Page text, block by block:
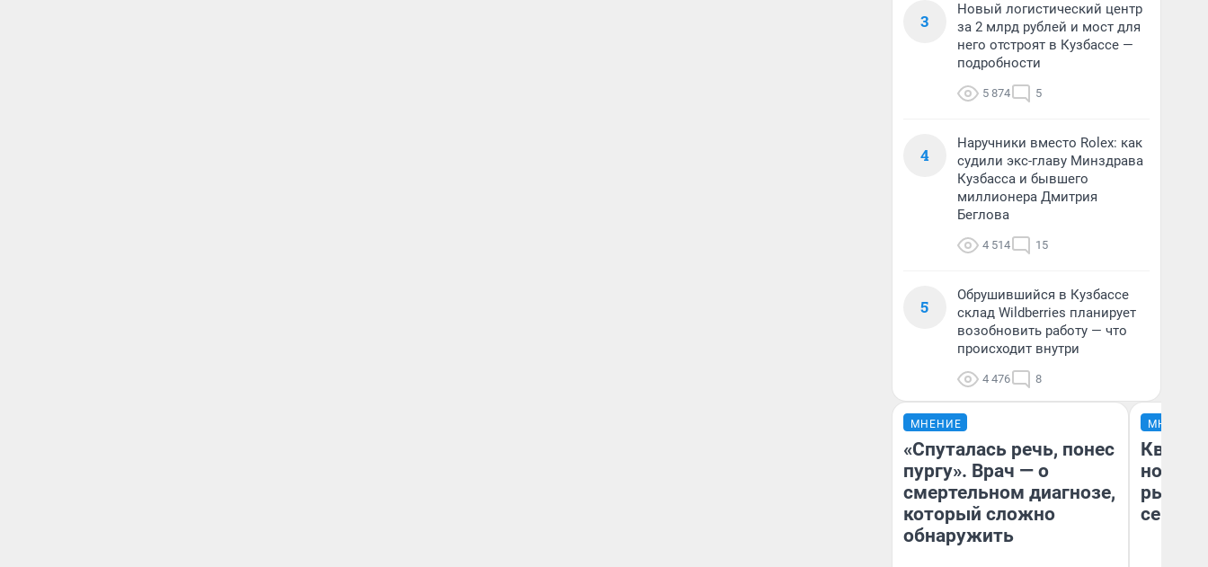
3
Новый логистический центр
за 2 млрд рублей и мост для
него отстроят в Кузбассе —
подробности
5 874 5
4
Наручники вместо Rolex: как
судили экс-главу Минздрава
Кузбасса и бывшего
миллионера Дмитрия
Беглова
4 514 15
5
Обрушившийся в Кузбассе
склад Wildberries планирует
возобновить работу — что
происходит внутри
4 476 8
МНЕНИЕ
«Спуталась речь, понес
пургу». Врач — о
смертельном диагнозе,
который сложно
обнаружить
МНЕНИЕ
но
рынок